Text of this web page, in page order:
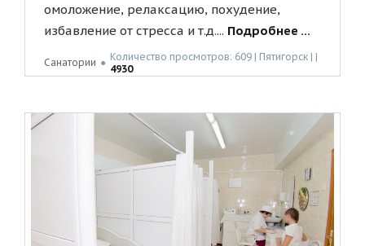
омоложение, релаксацию, похудение,
избавление от стресса и т.д.... Подробнее ...
Санатории ● Количество просмотров: 609 | Пятигорск | |
4930